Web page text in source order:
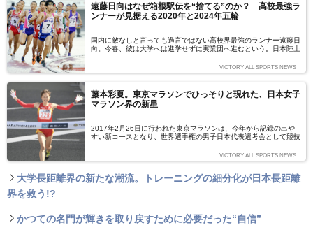
遠藤日向はなぜ箱根駅伝を“捨てる”のか？ 高校最強ラ
ンナーが見据える2020年と2024年五輪
国内に敵なしと言っても過言ではない高校界最強のランナー遠藤日
向。今春、彼は大学へは進学せずに実業団へ進むという。日本陸上
VICTORY ALL SPORTS NEWS
藤本彩夏。東京マラソンでひっそりと現れた、日本女子
マラソン界の新星
2017年2月26日に行われた東京マラソンは、今年から記録の出や
すい新コースとなり、世界選手権の男子日本代表選考会として競技
で10代日本最高記録を達成した新星、藤本彩香が注目されてい
る。一体彼女は何者なのだろうか。
VICTORY ALL SPORTS NEWS
大学長距離界の新たな潮流。トレーニングの細分化が日本長距離
界を救う!?
かつての名門が輝きを取り戻すために必要だった“自信”